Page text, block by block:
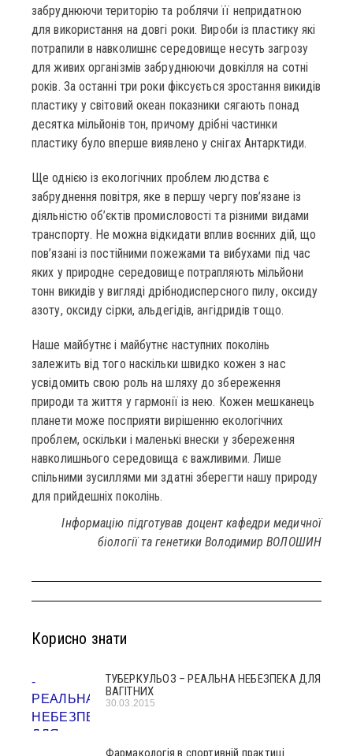
забруднюючи територію та роблячи її непридатною
для використання на довгі роки. Вироби із пластику які
потрапили в навколишнє середовище несуть загрозу
для живих організмів забруднюючи довкілля на сотні
років. За останні три роки фіксується зростання викидів
пластику у світовий океан показники сягають понад
десятка мільйонів тон, причому дрібні частинки
пластику було вперше виявлено у снігах Антарктиди.
Ще однією із екологічних проблем людства є
забруднення повітря, яке в першу чергу пов’язане із
діяльністю об’єктів промисловості та різними видами
транспорту. Не можна відкидати вплив воєнних дій, що
пов’язані із постійними пожежами та вибухами під час
яких у природне середовище потрапляють мільйони
тонн викидів у вигляді дрібнодисперсного пилу, оксиду
азоту, оксиду сірки, альдегідів, ангідридів тощо.
Наше майбутнє і майбутнє наступних поколінь
залежить від того наскільки швидко кожен з нас
усвідомить свою роль на шляху до збереження
природи та життя у гармонії із нею. Кожен мешканець
планети може посприяти вирішенню екологічних
проблем, оскільки і маленькі внески у збереження
навколишнього середовища є важливими. Лише
спільними зусиллями ми здатні зберегти нашу природу
для прийдешніх поколінь.
Інформацію підготував доцент кафедри медичної
біології та генетики Володимир ВОЛОШИН
Корисно знати
ТУБЕРКУЛЬОЗ – РЕАЛЬНА НЕБЕЗПЕКА ДЛЯ
ВАГІТНИХ
30.03.2015
Фармакологія в спортивній практиці